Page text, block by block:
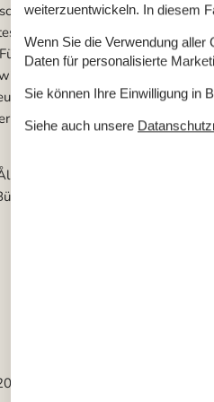
Naturerlebnisse. Hier
unbedingt auch einen Ausflug
einen Badeausflug bietet sich
den Skiveren Strand
erleben, und hier findest du
Skagen gehen, das nur 20
jederzeit Bollerwagen,
ab und bringst sie wieder,
weiterzuentwickeln. In diesem
Wenn Sie die Verwendung
Daten für personalisierte
Sie können Ihre Einwilligung in
Siehe auch unsere